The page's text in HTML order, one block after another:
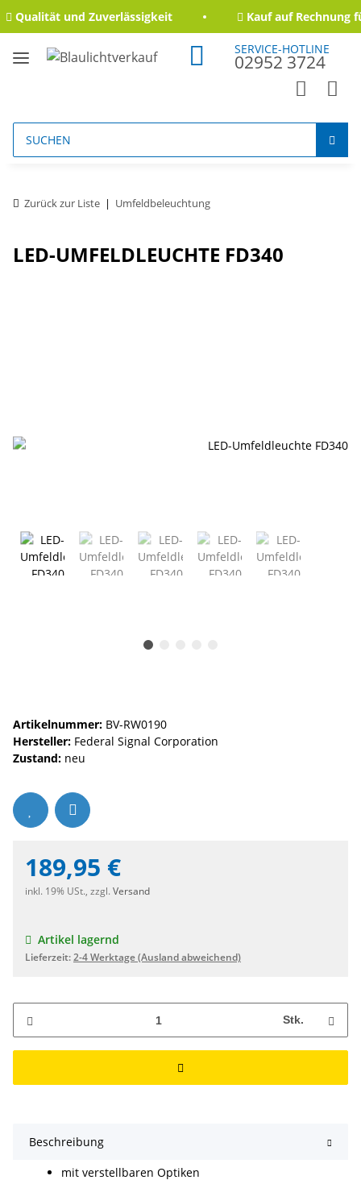
Qualität und Zuverlässigkeit Kauf auf Rechnung
SERVICE-HOTLINE
02952 3724
Zurück zur Liste Umfeldbeleuchtung
LED-UMFELDLEUCHTE FD340
Artikelnummer: BV-RW0190
Hersteller: Federal Signal Corporation
Zustand: neu
189,95 €
inkl. 19% USt., zzgl. Versand
Artikel lagernd
Lieferzeit:2-4 Werktage(Ausland abweichend)
Stk.
Beschreibung
mit verstellbaren Optiken